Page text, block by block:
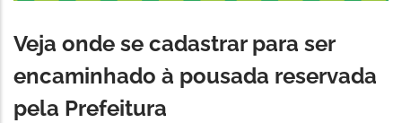
Veja onde se cadastrar para ser
encaminhado à pousada reservada
pela Prefeitura